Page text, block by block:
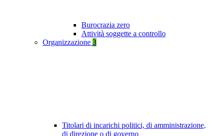
Burocrazia zero
Attività soggette a controllo
Organizzazione 3
Titolari di incarichi politici, di amministrazione,
di direzione o di governo